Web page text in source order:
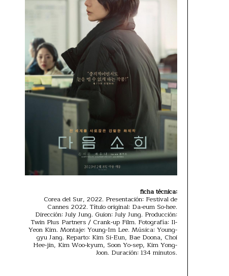
ficha técnica:
Corea del Sur, 2022. Presentación: Festival de
Cannes 2022. Título original: Da-eum So-hee.
Dirección: July Jung. Guion: July Jung. Producción:
Twin Plus Partners / Crank-up Film. Fotografía: Il-
Yeon Kim. Montaje: Young-Im Lee. Música: Young-
gyu Jang. Reparto: Kim Si-Eun, Bae Doona, Choi
Hee-jin, Kim Woo-kyum, Soon Yo-sep, Kim Yong-
Joon. Duración: 134 minutos.